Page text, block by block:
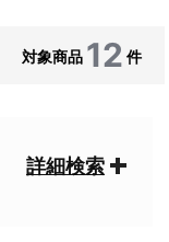
対象商品 12 件
詳細検索